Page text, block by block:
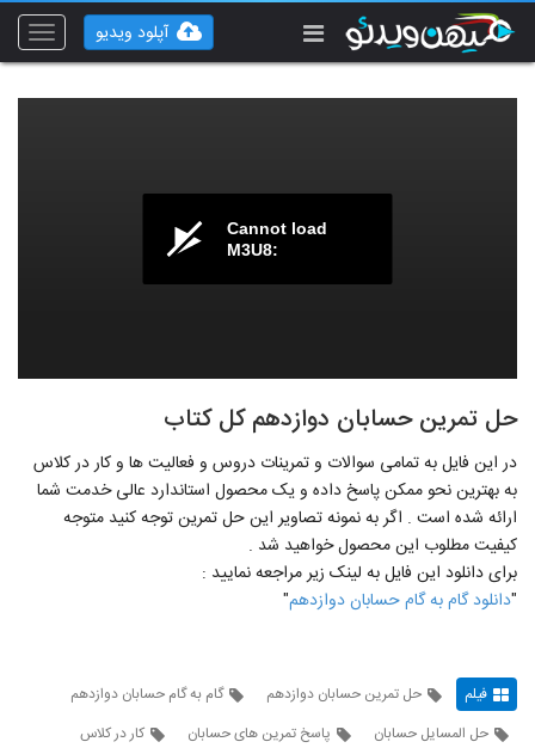
Toggle
آپلود ویدیو
Cannot load
M3U8:
حل تمرین حسابان دوازدهم کل کتاب
در این فایل به تمامی سوالات و تمرینات دروس و فعالیت ها و کار در کلاس
به بهترین نحو ممکن پاسخ داده و یک محصول استاندارد عالی خدمت شما
ارائه شده است . اگر به نمونه تصاویر این حل تمرین توجه کنید متوجه
کیفیت مطلوب این محصول خواهید شد .
برای دانلود این فایل به لینک زیر مراجعه نمایید :
"دانلود گام به گام حسابان دوازدهم"
فیلم حل تمرین حسابان دوازدهم
گام به گام حسابان دوازدهم
حل المسایل حسابان
پاسخ تمرین های حسابان کار در کلاس